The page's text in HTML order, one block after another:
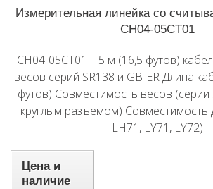
Измерительная линейка со
CH04-05CT01
CH04-05CT01 – 5 м (16,5 футов)
весов серий SR138 и GB-ER Длина
футов) Совместимость весов (серии
круглым разъемом) Совместимость
LH71, LY71, LY72)
Цена и
наличие